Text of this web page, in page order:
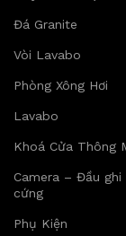
Đá Granite
Vòi Lavabo
Phòng Xông Hơi
Lavabo
Khoá Cửa Thông
Camera – Đầu ghi
cứng
Phụ Kiện